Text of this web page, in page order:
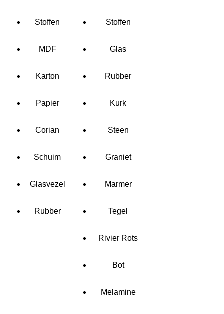
Stoffen Stoffen
MDF Glas
Karton Rubber
Papier Kurk
Corian Steen
Schuim Graniet
Glasvezel Marmer
Rubber Tegel
Rivier Rots
Bot
Melamine